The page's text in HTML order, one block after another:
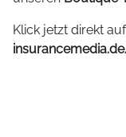
Klick jetzt direkt auf